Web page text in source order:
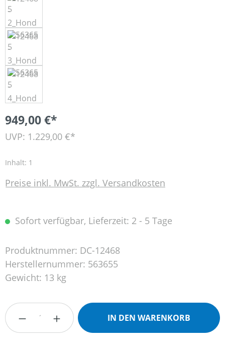
949,00 €*
UVP: 1.229,00 €*
Inhalt: 1
Preise inkl. MwSt. zzgl. Versandkosten
Sofort verfügbar, Lieferzeit: 2 - 5 Tage
Produktnummer: DC-12468
Herstellernummer: 563655
Gewicht: 13 kg
Produkt Anzahl: Gib den gewünschten
IN DEN WARENKORB